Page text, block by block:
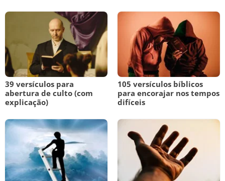
39 versículos para
abertura de culto (com
explicação)
105 versículos bíblicos
para encorajar nos tempos
difíceis